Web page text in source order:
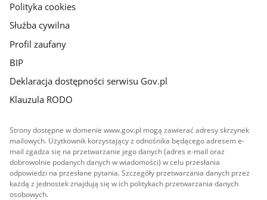
Polityka cookies
Służba cywilna
Profil zaufany
BIP
Deklaracja dostępności serwisu Gov.pl
Klauzula RODO
Strony dostępne w domenie www.gov.pl mogą zawierać adresy skrzynek
mailowych. Użytkownik korzystający z odnośnika będącego adresem e-
mail zgadza się na przetwarzanie jego danych (adres e-mail oraz
dobrowolnie podanych danych w wiadomości) w celu przesłania
odpowiedzi na przesłane pytania. Szczegóły przetwarzania danych przez
każdą z jednostek znajdują się w ich politykach przetwarzania danych
osobowych.